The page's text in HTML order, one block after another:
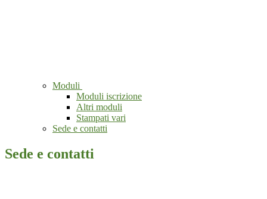
Moduli
Moduli iscrizione
Altri moduli
Stampati vari
Sede e contatti
Sede e contatti